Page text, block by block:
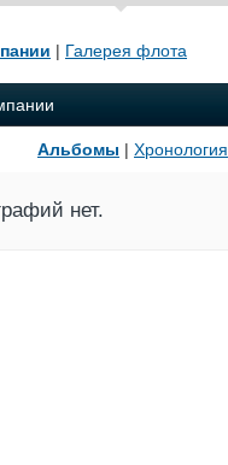
| Галерея флота
Альбомы | Хронология
нет.